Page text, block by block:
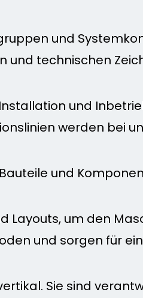
und
technischen
und
werden bei
und
Layouts, um den
und sorgen für
Sie sind